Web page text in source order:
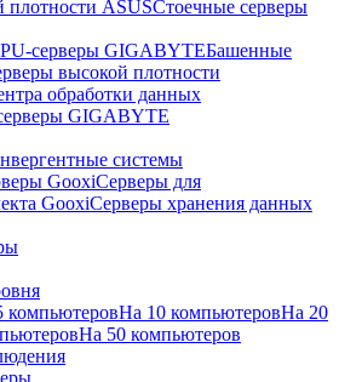
плотности ASUSСтоечные серверы
серверы GIGABYTEБашенные
высокой плотности
обработки данных
GIGABYTE
системы
GooxiСерверы для
GooxiСерверы хранения данных
компьютеровНа 10 компьютеровНа 20
На 50 компьютеров